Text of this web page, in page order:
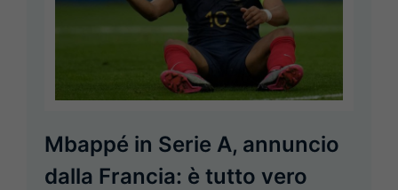
Mbappé in Serie A, annuncio
dalla Francia: è tutto vero